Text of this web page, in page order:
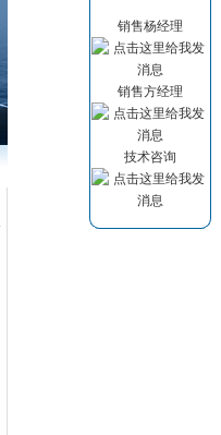
销售杨经理
销售方经理
技术咨询